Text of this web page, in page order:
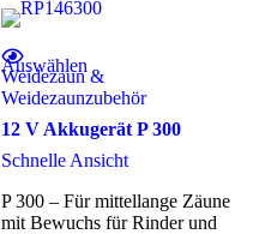
AuswählenDieses Produkt weist mehrere Varianten auf. Die Optionen können auf der Produktseite gewählt werden
Weidezaun &
Weidezaunzubehör
12 V Akkugerät P 300
Schnelle Ansicht
P 300 – Für mittellange Zäune
mit Bewuchs für Rinder und